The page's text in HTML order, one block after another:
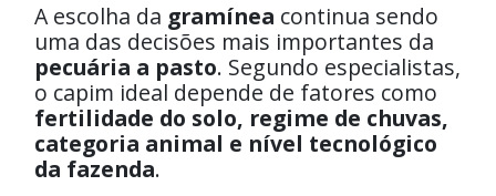
A escolha da gramínea continua sendo
uma das decisões mais importantes da
pecuária a pasto. Segundo especialistas,
o capim ideal depende de fatores como
fertilidade do solo, regime de chuvas,
categoria animal e nível tecnológico
da fazenda.